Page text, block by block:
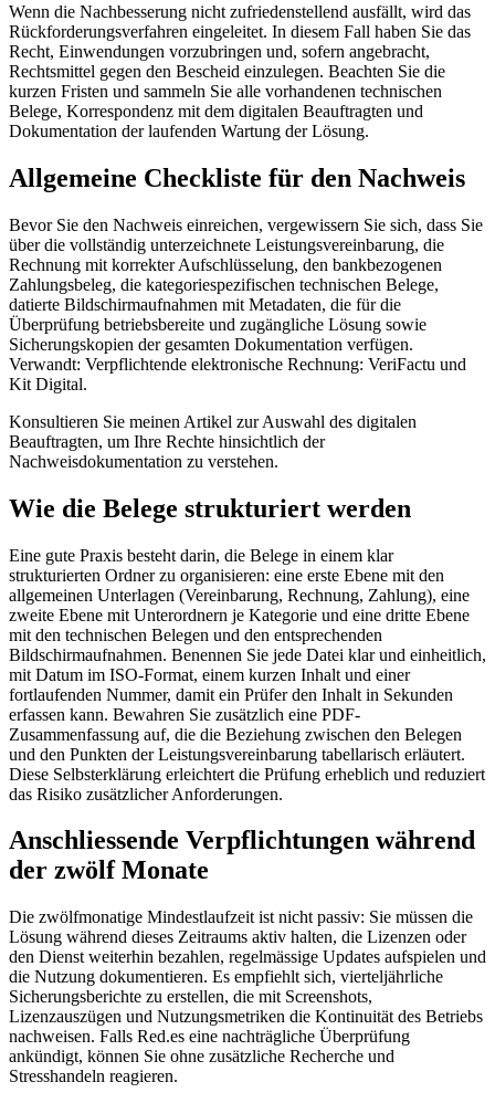
Wenn die Nachbesserung nicht zufriedenstellend ausfällt, wird das
Rückforderungsverfahren eingeleitet. In diesem Fall haben Sie das
Recht, Einwendungen vorzubringen und, sofern angebracht,
Rechtsmittel gegen den Bescheid einzulegen. Beachten Sie die
kurzen Fristen und sammeln Sie alle vorhandenen technischen
Belege, Korrespondenz mit dem digitalen Beauftragten und
Dokumentation der laufenden Wartung der Lösung.
Allgemeine Checkliste für den Nachweis
Bevor Sie den Nachweis einreichen, vergewissern Sie sich, dass Sie
über die vollständig unterzeichnete Leistungsvereinbarung, die
Rechnung mit korrekter Aufschlüsselung, den bankbezogenen
Zahlungsbeleg, die kategoriespezifischen technischen Belege,
datierte Bildschirmaufnahmen mit Metadaten, die für die
Überprüfung betriebsbereite und zugängliche Lösung sowie
Sicherungskopien der gesamten Dokumentation verfügen.
Verwandt: Verpflichtende elektronische Rechnung: VeriFactu und
Kit Digital.
Konsultieren Sie meinen Artikel zur Auswahl des digitalen
Beauftragten, um Ihre Rechte hinsichtlich der
Nachweisdokumentation zu verstehen.
Wie die Belege strukturiert werden
Eine gute Praxis besteht darin, die Belege in einem klar
strukturierten Ordner zu organisieren: eine erste Ebene mit den
allgemeinen Unterlagen (Vereinbarung, Rechnung, Zahlung), eine
zweite Ebene mit Unterordnern je Kategorie und eine dritte Ebene
mit den technischen Belegen und den entsprechenden
Bildschirmaufnahmen. Benennen Sie jede Datei klar und einheitlich,
mit Datum im ISO-Format, einem kurzen Inhalt und einer
fortlaufenden Nummer, damit ein Prüfer den Inhalt in Sekunden
erfassen kann. Bewahren Sie zusätzlich eine PDF-
Zusammenfassung auf, die die Beziehung zwischen den Belegen
und den Punkten der Leistungsvereinbarung tabellarisch erläutert.
Diese Selbsterklärung erleichtert die Prüfung erheblich und reduziert
das Risiko zusätzlicher Anforderungen.
Anschliessende Verpflichtungen während
der zwölf Monate
Die zwölfmonatige Mindestlaufzeit ist nicht passiv: Sie müssen die
Lösung während dieses Zeitraums aktiv halten, die Lizenzen oder
den Dienst weiterhin bezahlen, regelmässige Updates aufspielen und
die Nutzung dokumentieren. Es empfiehlt sich, vierteljährliche
Sicherungsberichte zu erstellen, die mit Screenshots,
Lizenzauszügen und Nutzungsmetriken die Kontinuität des Betriebs
nachweisen. Falls Red.es eine nachträgliche Überprüfung
ankündigt, können Sie ohne zusätzliche Recherche und
Stresshandeln reagieren.